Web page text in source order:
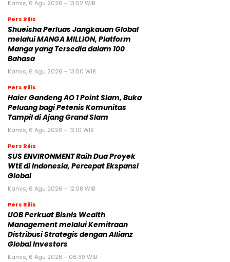
Kamis, 6 Agu 2026 - 13:02 WIB
Pers Rilis
Shueisha Perluas Jangkauan Global
melalui MANGA MILLION, Platform
Manga yang Tersedia dalam 100
Bahasa
Kamis, 6 Agu 2026 - 13:00 WIB
Pers Rilis
Haier Gandeng AO 1 Point Slam, Buka
Peluang bagi Petenis Komunitas
Tampil di Ajang Grand Slam
Kamis, 6 Agu 2026 - 12:10 WIB
Pers Rilis
SUS ENVIRONMENT Raih Dua Proyek
WtE di Indonesia, Percepat Ekspansi
Global
Kamis, 6 Agu 2026 - 12:08 WIB
Pers Rilis
UOB Perkuat Bisnis Wealth
Management melalui Kemitraan
Distribusi Strategis dengan Allianz
Global Investors
Kamis, 6 Agu 2026 - 06:39 WIB